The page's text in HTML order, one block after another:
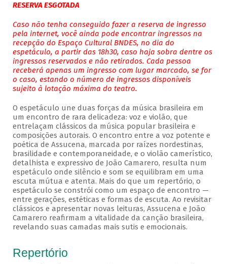
RESERVA ESGOTADA
Caso não tenha conseguido fazer a reserva de ingresso
pela internet, você ainda pode encontrar ingressos na
recepção do Espaço Cultural BNDES, no dia do
espetáculo, a partir das 18h30, caso haja sobra dentre os
ingressos reservados e não retirados. Cada pessoa
receberá apenas um ingresso com lugar marcado, se for
o caso, estando o número de ingressos disponíveis
sujeito à lotação máxima do teatro.
O espetáculo une duas forças da música brasileira em
um encontro de rara delicadeza: voz e violão, que
entrelaçam clássicos da música popular brasileira e
composições autorais. O encontro entre a voz potente e
poética de Assucena, marcada por raízes nordestinas,
brasilidade e contemporaneidade, e o violão camerístico,
detalhista e expressivo de João Camarero, resulta num
espetáculo onde silêncio e som se equilibram em uma
escuta mútua e atenta. Mais do que um repertório, o
espetáculo se constrói como um espaço de encontro —
entre gerações, estéticas e formas de escuta. Ao revisitar
clássicos e apresentar novas leituras, Assucena e João
Camarero reafirmam a vitalidade da canção brasileira,
revelando suas camadas mais sutis e emocionais.
Repertório